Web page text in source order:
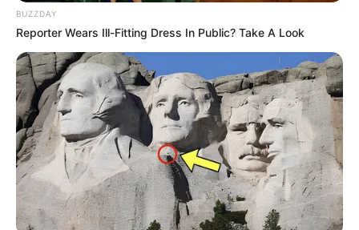
BUZZDAY
Reporter Wears Ill-Fitting Dress In Public? Take A Look